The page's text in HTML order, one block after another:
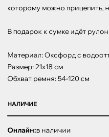
которому можно прицепить,
В подарок к сумке идёт
Материал: Оксфорд с
Размер: 21х18 см
Обхват ремня: 54-120 см
НАЛИЧИЕ
Онлайн:в наличии